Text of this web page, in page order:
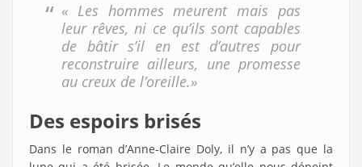
« Les hommes meurent mais pas
leur rêves, ni ce qu’ils sont capables
de bâtir s’il en est d’autres pour
reconstruire ailleurs, une promesse
au creux de l’oreille.»
Des espoirs brisés
Dans le roman d’Anne-Claire Doly, il n’y a pas que la